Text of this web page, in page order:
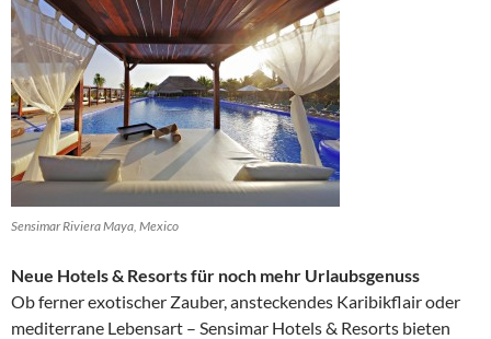
Sensimar Riviera Maya, Mexico
Neue Hotels & Resorts für noch mehr Urlaubsgenuss
Ob ferner exotischer Zauber, ansteckendes Karibikflair oder
mediterrane Lebensart – Sensimar Hotels & Resorts bieten